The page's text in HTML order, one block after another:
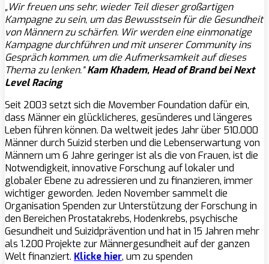
„Wir freuen uns sehr, wieder Teil dieser großartigen
Kampagne zu sein, um das Bewusstsein für die Gesundheit
von Männern zu schärfen. Wir werden eine einmonatige
Kampagne durchführen und mit unserer Community ins
Gespräch kommen, um die Aufmerksamkeit auf dieses
Thema zu lenken.“Kam Khadem, Head of Brand bei Next
Level Racing
Seit 2003 setzt sich die Movember Foundation dafür ein,
dass Männer ein glücklicheres, gesünderes und längeres
Leben führen können. Da weltweit jedes Jahr über 510.000
Männer durch Suizid sterben und die Lebenserwartung von
Männern um 6 Jahre geringer ist als die von Frauen, ist die
Notwendigkeit, innovative Forschung auf lokaler und
globaler Ebene zu adressieren und zu finanzieren, immer
wichtiger geworden. Jeden November sammelt die
Organisation Spenden zur Unterstützung der Forschung in
den Bereichen Prostatakrebs, Hodenkrebs, psychische
Gesundheit und Suizidprävention und hat in 15 Jahren mehr
als 1.200 Projekte zur Männergesundheit auf der ganzen
Welt finanziert. Klicke hier, um zu spenden